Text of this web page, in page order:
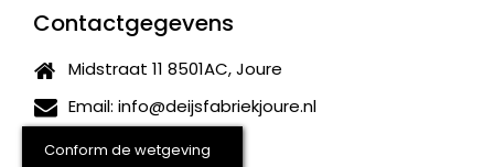
Conform de wetgeving
Contactgegevens
Midstraat 11 8501AC, Joure
Email: info@deijsfabriekjoure.nl
(0513) 411440